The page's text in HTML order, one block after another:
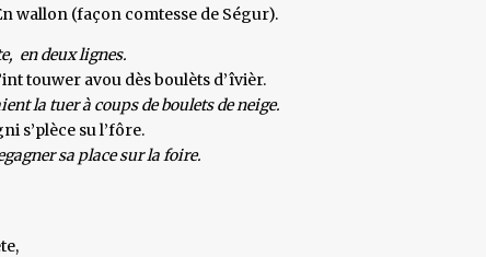
wallon (façon comtesse de Ségur).
en deux lignes.
touwer avou dès boulèts d’îvièr.
la tuer à coups de boulets de neige.
s’plèce su l’fôre.
sa place sur la foire.